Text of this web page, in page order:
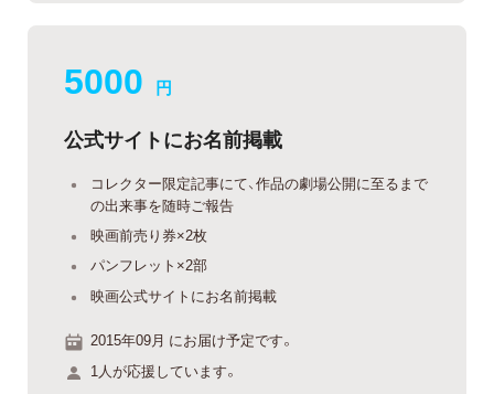
5000 円
公式サイトにお名前掲載
コレクター限定記事にて、作品の劇場公開に至るまで
の出来事を随時ご報告
映画前売り券×2枚
パンフレット×2部
映画公式サイトにお名前掲載
2015年09月 にお届け予定です。
1人が応援しています。